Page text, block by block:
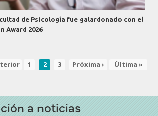
de Psicología fue galardonado con el
Award 2026
Page
1
Página
2 Page
3
Siguiente
Próxima ›
Última
Última »
a noticias